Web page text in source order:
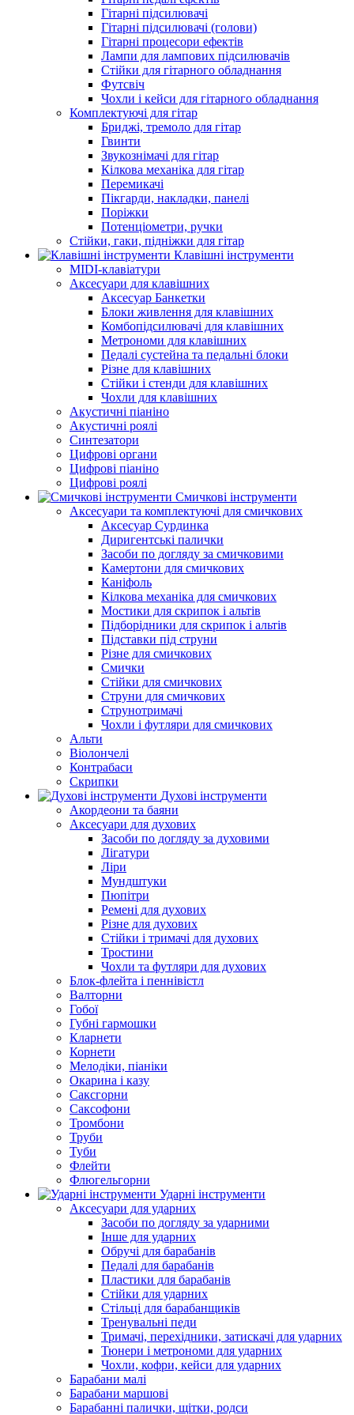
Гітарні підсилювачі
Гітарні підсилювачі (голови)
Гітарні процесори ефектів
Лампи для лампових підсилювачів
Стійки для гітарного обладнання
Футсвіч
Чохли і кейси для гітарного обладнання
Комплектуючі для гітар
Бриджі, тремоло для гітар
Гвинти
Звукознімачі для гітар
Кілкова механіка для гітар
Перемикачі
Пікгарди, накладки, панелі
Поріжки
Потенціометри, ручки
Стійки, гаки, підніжки для гітар
Клавішні інструменти
MIDI-клавіатури
Аксесуари для клавішних
Аксесуар Банкетки
Блоки живлення для клавішних
Комбопідсилювачі для клавішних
Метрономи для клавішних
Педалі сустейна та педальні блоки
Різне для клавішних
Стійки і стенди для клавішних
Чохли для клавішних
Акустичні піаніно
Акустичні роялі
Синтезатори
Цифрові органи
Цифрові піаніно
Цифрові роялі
Смичкові інструменти
Аксесуари та комплектуючі для смичкових
Аксесуар Сурдинка
Диригентські палички
Засоби по догляду за смичковими
Камертони для смичкових
Каніфоль
Кілкова механіка для смичкових
Мостики для скрипок і альтів
Підборiдники для скрипок і альтів
Підставки під струни
Різне для смичкових
Смички
Стійки для смичкових
Струни для смичкових
Струнотримачі
Чохли і футляри для смичкових
Альти
Віолончелі
Контрабаси
Скрипки
Духові інструменти
Акордеони та баяни
Аксесуари для духових
Засоби по догляду за духовими
Лігатури
Ліри
Мундштуки
Пюпітри
Ремені для духових
Різне для духових
Стійки і тримачі для духових
Тростини
Чохли та футляри для духових
Блок-флейта і пеннівістл
Валторни
Гобої
Губні гармошки
Кларнети
Корнети
Мелодіки, піаніки
Окарина і казу
Саксгорни
Саксофони
Тромбони
Труби
Туби
Флейти
Флюгельгорни
Ударні інструменти
Аксесуари для ударних
Засоби по догляду за ударними
Інше для ударних
Обручі для барабанів
Педалі для барабанів
Пластики для барабанів
Стійки для ударних
Стільці для барабанщиків
Тренувальні педи
Тримачі, перехідники, затискачі для ударних
Тюнери і метрономи для ударних
Чохли, кофри, кейси для ударних
Барабани малі
Барабани маршові
Барабанні палички, щітки, родси